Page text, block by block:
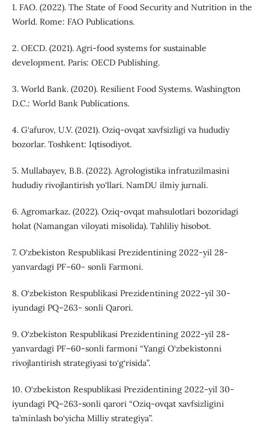
1. FAO. (2022). The State of Food Security and Nutrition in the
World. Rome: FAO Publications.
2. OECD. (2021). Agri-food systems for sustainable
development. Paris: OECD Publishing.
3. World Bank. (2020). Resilient Food Systems. Washington
D.C.: World Bank Publications.
4. G‘afurov, U.V. (2021). Oziq-ovqat xavfsizligi va hududiy
bozorlar. Toshkent: Iqtisodiyot.
5. Mullabayev, B.B. (2022). Agrologistika infratuzilmasini
hududiy rivojlantirish yo‘llari. NamDU ilmiy jurnali.
6. Agromarkaz. (2022). Oziq-ovqat mahsulotlari bozoridagi
holat (Namangan viloyati misolida). Tahliliy hisobot.
7. O‘zbekiston Respublikasi Prezidentining 2022-yil 28-
yanvardagi PF–60- sonli Farmoni.
8. O‘zbekiston Respublikasi Prezidentining 2022-yil 30-
iyundagi PQ–263- sonli Qarori.
9. O‘zbekiston Respublikasi Prezidentining 2022-yil 28-
yanvardagi PF–60-sonli farmoni “Yangi O‘zbekistonni
rivojlantirish strategiyasi to‘g‘risida”.
10. O‘zbekiston Respublikasi Prezidentining 2022-yil 30-
iyundagi PQ–263-sonli qarori “Oziq-ovqat xavfsizligini
ta’minlash bo‘yicha Milliy strategiya”.